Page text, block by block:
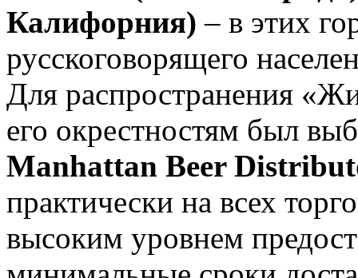
Калифорния) – в этих
русскоговорящего
Для распространения
его окрестностям был
Manhattan Beer
практически на всех
высоким уровнем